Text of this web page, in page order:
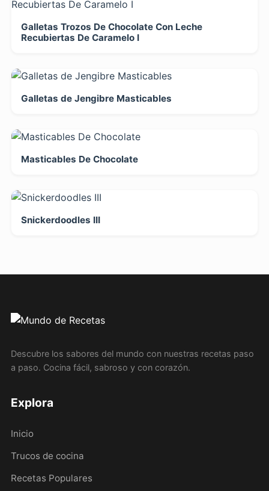
Galletas Trozos De Chocolate Con Leche
Recubiertas De Caramelo I
Galletas de Jengibre Masticables
Masticables De Chocolate
Snickerdoodles III
Descubre los sabores del mundo con nuestras recetas paso
a paso. Cocina fácil, sabroso y con corazón.
Explora
Inicio
Trucos de cocina
Recetas Populares